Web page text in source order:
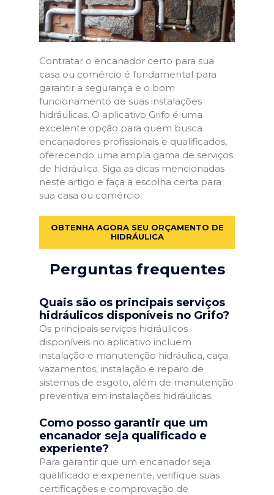
Contratar o encanador certo para sua
casa ou comércio é fundamental para
garantir a segurança e o bom
funcionamento de suas instalações
hidráulicas. O aplicativo Grifo é uma
excelente opção para quem busca
encanadores profissionais e qualificados,
oferecendo uma ampla gama de serviços
de hidráulica. Siga as dicas mencionadas
neste artigo e faça a escolha certa para
sua casa ou comércio.
OBTENHA AGORA SEU ORÇAMENTO DE
HIDRÁULICA
Perguntas frequentes
Quais são os principais serviços
hidráulicos disponíveis no Grifo?
Os principais serviços hidráulicos
disponíveis no aplicativo incluem
instalação e manutenção hidráulica, caça
vazamentos, instalação e reparo de
sistemas de esgoto, além de manutenção
preventiva em instalações hidráulicas.
Como posso garantir que um
encanador seja qualificado e
experiente?
Para garantir que um encanador seja
qualificado e experiente, verifique suas
certificações e comprovação de